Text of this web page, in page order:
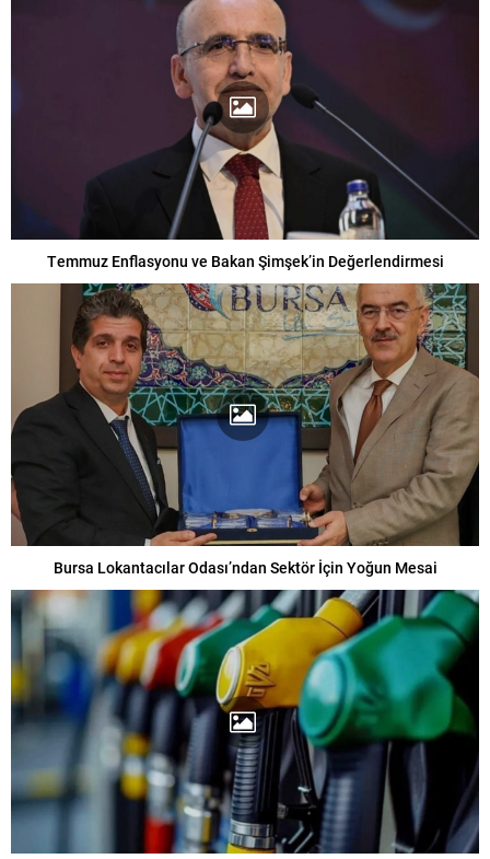
Temmuz Enflasyonu ve Bakan Şimşek’in Değerlendirmesi
Bursa Lokantacılar Odası’ndan Sektör İçin Yoğun Mesai